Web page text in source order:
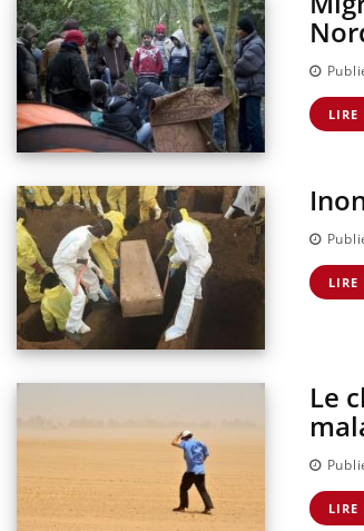
LIRE
LIRE
Le
LIRE
sur la maladie d'un proche c'est